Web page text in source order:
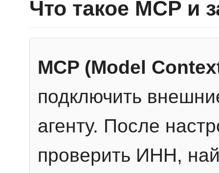
Что такое MCP и
MCP (Model
подключить
агенту. После
проверить ИНН,